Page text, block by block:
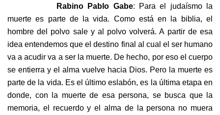
Rabino Pablo Gabe: Para el judaísmo la
muerte es parte de la vida. Como está en la biblia, el
hombre del polvo sale y al polvo volverá. A partir de esa
idea entendemos que el destino final al cual el ser humano
va a acudir va a ser la muerte. De hecho, por eso el cuerpo
se entierra y el alma vuelve hacia Dios. Pero la muerte es
parte de la vida. Es el último eslabón, es la última etapa en
donde, con la muerte de esa persona, se busca que la
memoria, el recuerdo y el alma de la persona no muera